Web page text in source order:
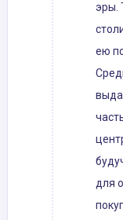
эры.
ею
для